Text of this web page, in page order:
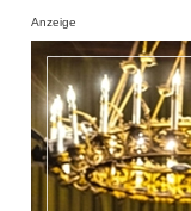
Anzeige